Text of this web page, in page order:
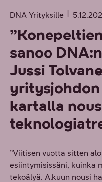
DNA Yrityksille
sanoo
Jussi
yritysjohdon
kartalla
”Viitisen vuotta sitten
esiintymisissäni, kuinka
tekoälyä. Alkuun nousi